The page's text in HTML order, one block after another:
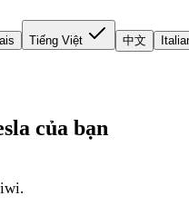
Tiếng Việt 中文
của bạn